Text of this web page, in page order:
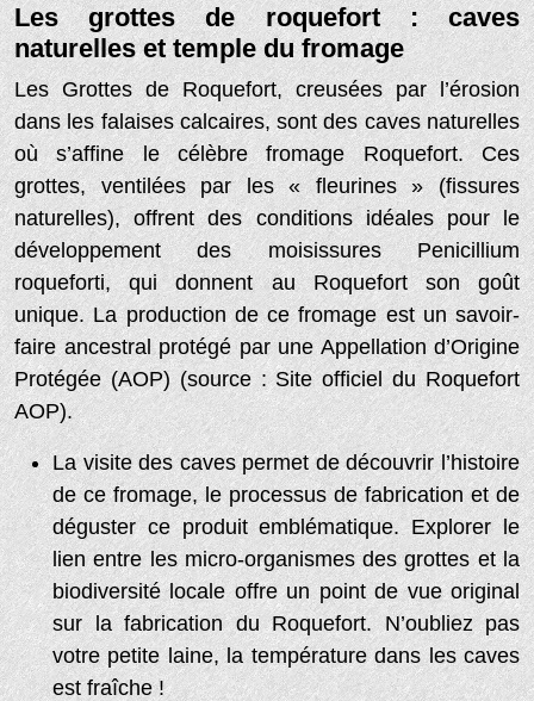
Les grottes de roquefort : caves
naturelles et temple du fromage
Les Grottes de Roquefort, creusées par l’érosion
dans les falaises calcaires, sont des caves naturelles
où s’affine le célèbre fromage Roquefort. Ces
grottes, ventilées par les « fleurines » (fissures
naturelles), offrent des conditions idéales pour le
développement des moisissures Penicillium
roqueforti, qui donnent au Roquefort son goût
unique. La production de ce fromage est un savoir-
faire ancestral protégé par une Appellation d’Origine
Protégée (AOP) (source : Site officiel du Roquefort
AOP).
La visite des caves permet de découvrir l’histoire
de ce fromage, le processus de fabrication et de
déguster ce produit emblématique. Explorer le
lien entre les micro-organismes des grottes et la
biodiversité locale offre un point de vue original
sur la fabrication du Roquefort. N’oubliez pas
votre petite laine, la température dans les caves
est fraîche !